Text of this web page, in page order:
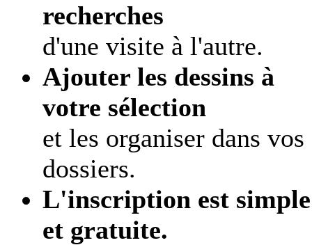
recherches
d'une visite à l'autre.
Ajouter les dessins à
votre sélection
et les organiser dans vos
dossiers.
L'inscription est simple
et gratuite.